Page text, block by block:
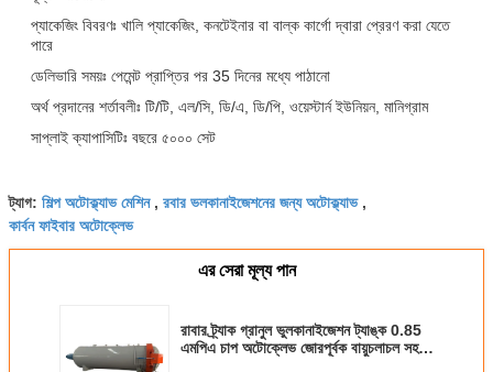
প্যাকেজিং বিবরণঃ খালি প্যাকেজিং, কনটেইনার বা বাল্ক কার্গো দ্বারা প্রেরণ করা যেতে
পারে
ডেলিভারি সময়ঃ পেমেন্ট প্রাপ্তির পর 35 দিনের মধ্যে পাঠানো
অর্থ প্রদানের শর্তাবলীঃ টি/টি, এল/সি, ডি/এ, ডি/পি, ওয়েস্টার্ন ইউনিয়ন, মানিগ্রাম
সাপ্লাই ক্যাপাসিটিঃ বছরে ৫০০০ সেট
ট্যাগ: শিল্প অটোক্ল্যাভ মেশিন, রবার ভলকানাইজেশনের জন্য অটোক্ল্যাভ,
কার্বন ফাইবার অটোক্লেভ
এর সেরা মূল্য পান
রাবার ট্র্যাক গ্রানুল ভুলকানাইজেশন ট্যাঙ্ক 0.85
এমপিএ চাপ অটোক্লেভ জোরপূর্বক বায়ুচলাচল সহ